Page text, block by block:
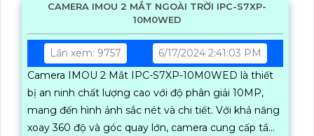
CAMERA IMOU 2 MẮT NGOÀI TRỜI IPC-S7XP-
10M0WED
Lần xem: 9757
6/17/2024 2:41:03 PM
Camera IMOU 2 Mắt IPC-S7XP-10M0WED là thiết
bị an ninh chất lượng cao với độ phân giải 10MP,
mang đến hình ảnh sắc nét và chi tiết. Với khả năng
xoay 360 độ và góc quay lớn, camera cung cấp tầm